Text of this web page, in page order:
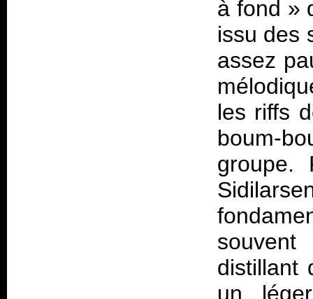
à fond »
issu des
assez
les riffs
boum-
groupe.
distillant
un